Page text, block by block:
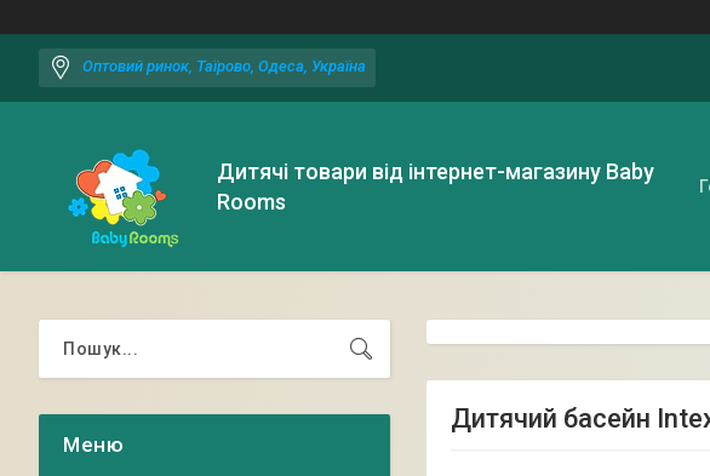
Оптовий ринок, Таїрово, Одеса, Україна
Дитячі товари від інтернет-магазину Baby
Rooms
Дитячий басейн